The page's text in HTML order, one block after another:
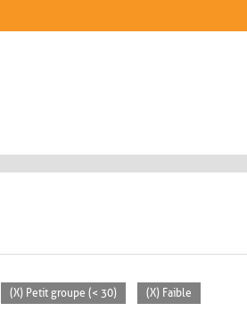
(X) Petit groupe (< 30) (X) Faible